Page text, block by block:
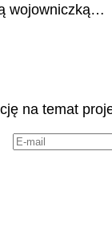
wojowniczką…
na temat